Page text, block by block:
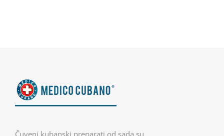
Čuveni kubanski preparati od sada su